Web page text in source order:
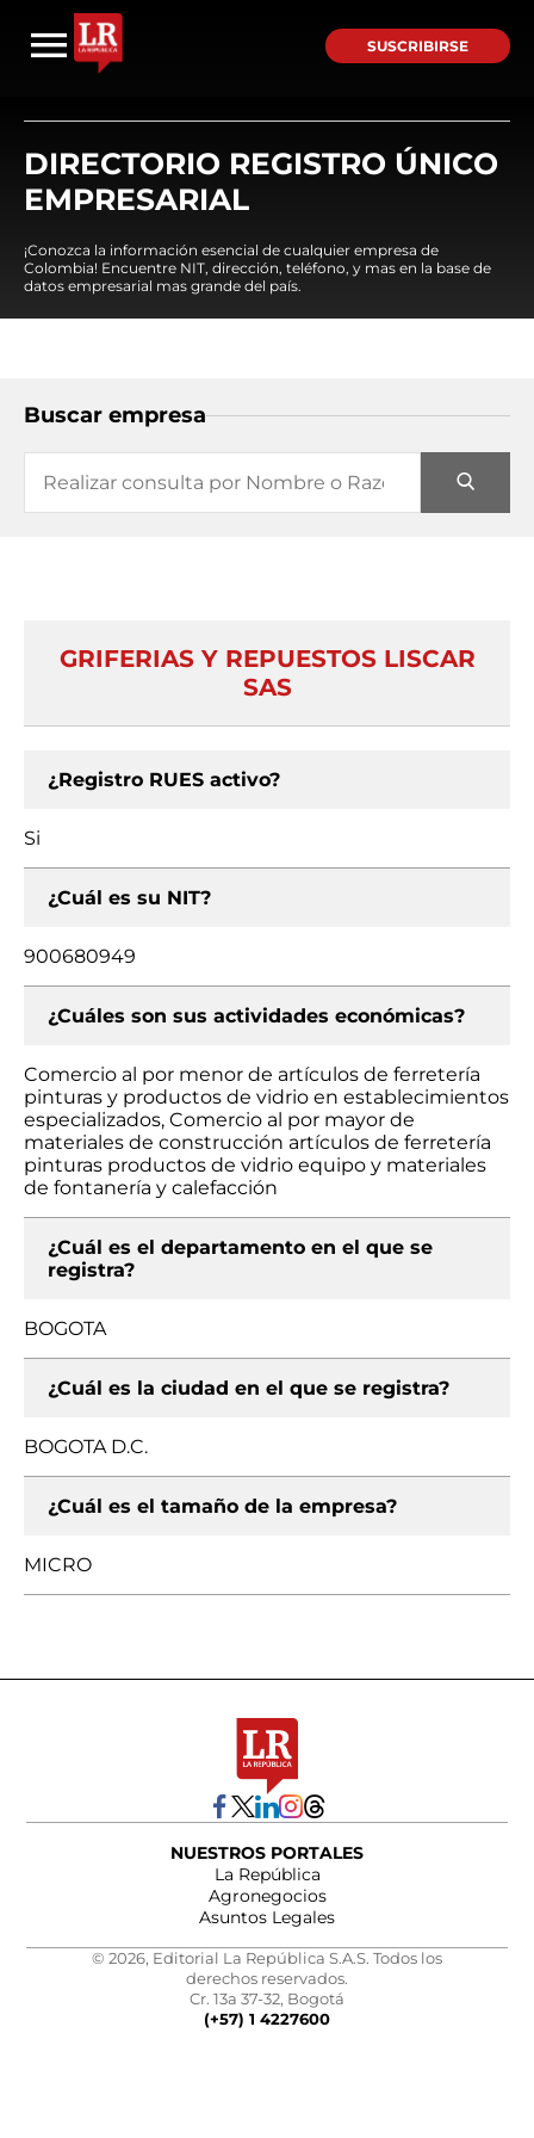
SUSCRIBIRSE
DIRECTORIO REGISTRO ÚNICO
EMPRESARIAL
¡Conozca la información esencial de cualquier empresa de
Colombia! Encuentre NIT, dirección, teléfono, y mas en la base de
datos empresarial mas grande del país.
Buscar empresa
GRIFERIAS Y REPUESTOS LISCAR
SAS
¿Registro RUES activo?
Si
¿Cuál es su NIT?
900680949
¿Cuáles son sus actividades económicas?
Comercio al por menor de artículos de ferretería
pinturas y productos de vidrio en establecimientos
especializados, Comercio al por mayor de
materiales de construcción artículos de ferretería
pinturas productos de vidrio equipo y materiales
de fontanería y calefacción
¿Cuál es el departamento en el que se
registra?
BOGOTA
¿Cuál es la ciudad en el que se registra?
BOGOTA D.C.
¿Cuál es el tamaño de la empresa?
MICRO
NUESTROS PORTALES
La República
Agronegocios
Asuntos Legales
© 2026, Editorial La República S.A.S. Todos los
derechos reservados.
Cr. 13a 37-32, Bogotá
(+57) 1 4227600